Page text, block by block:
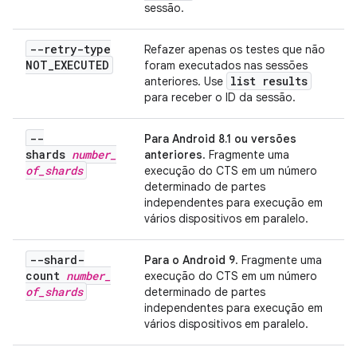
sessão.
--retry-type
NOT_EXECUTED
Refazer apenas os testes que não
foram executados nas sessões
anteriores. Use list results
para receber o ID da sessão.
--
shards number_
of_ shards
Para Android 8.1 ou versões
anteriores. Fragmente uma
execução do CTS em um número
determinado de partes
independentes para execução em
vários dispositivos em paralelo.
--shard-
count number_
of_ shards
Para o Android 9. Fragmente uma
execução do CTS em um número
determinado de partes
independentes para execução em
vários dispositivos em paralelo.